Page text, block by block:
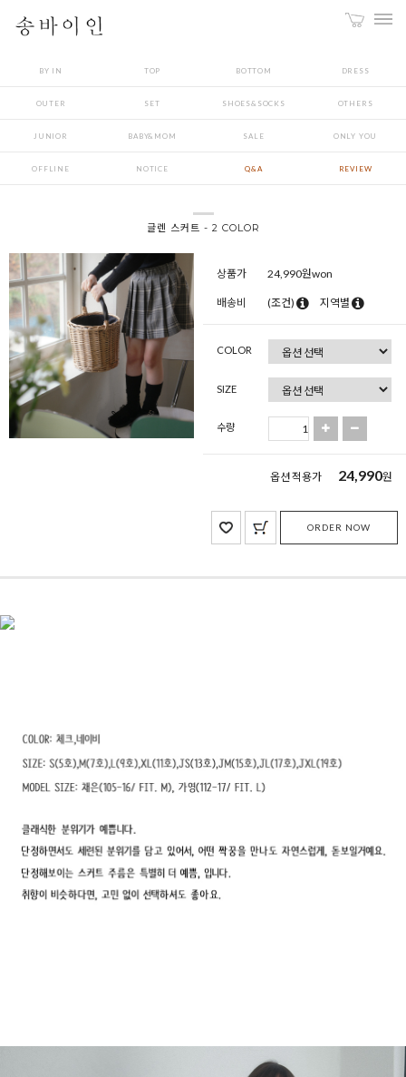
BY IN TOP BOTTOM DRESS
OUTER SET SHOES&SOCKS OTHERS
JUNIOR BABY&MOM SALE ONLY YOU
OFFLINE NOTICE Q&A REVIEW
글렌 스커트 - 2 COLOR
상품가 24,990원won
배송비 (조건) 지역별
COLOR
SIZE
수량
옵션 적용가 24,990원
ORDER NOW